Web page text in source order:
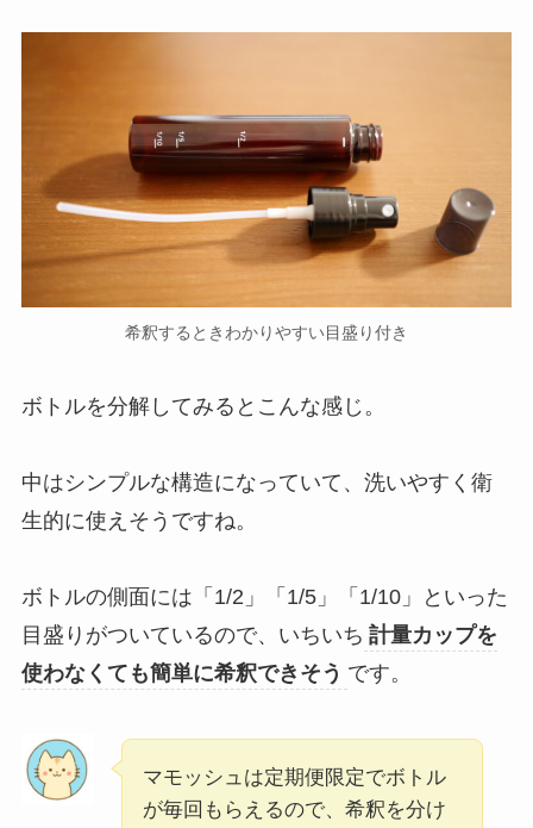
希釈するときわかりやすい目盛り付き
ボトルを分解してみるとこんな感じ。
中はシンプルな構造になっていて、洗いやすく衛
生的に使えそうですね。
ボトルの側面には「1/2」「1/5」「1/10」といった
目盛りがついているので、いちいち 計量カップを
使わなくても簡単に希釈できそう です。
マモッシュは定期便限定でボトル
が毎回もらえるので、希釈を分け